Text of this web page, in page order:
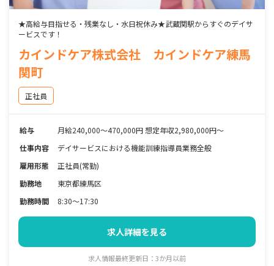
★高給与目指せる・残業なし・水日祝休み★武蔵関駅からすぐのデイサ
ービスです！
カインドケア株式会社 カインドケア練馬
関町
正社員
給与
月給240,000～470,000円 想定年収2,980,000円～
仕事内容
デイサービスにおける機能訓練指導員業務全般
雇用形態
正社員(常勤)
勤務地
東京都練馬区
勤務時間
8:30～17:30
求人詳細を見る
求人情報最終更新日：3か月以前